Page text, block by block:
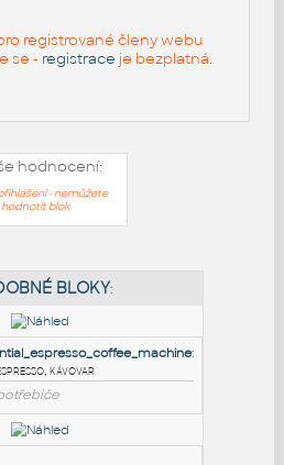
registrované členy webu
se - registrace je bezplatná.
hodnocení:
- nemůžete
hodnotit blok